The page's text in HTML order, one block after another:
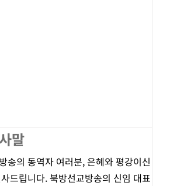
말
송의 동역자 여러분, 은혜와 평강이신
드립니다. 북방선교방송의 신임 대표